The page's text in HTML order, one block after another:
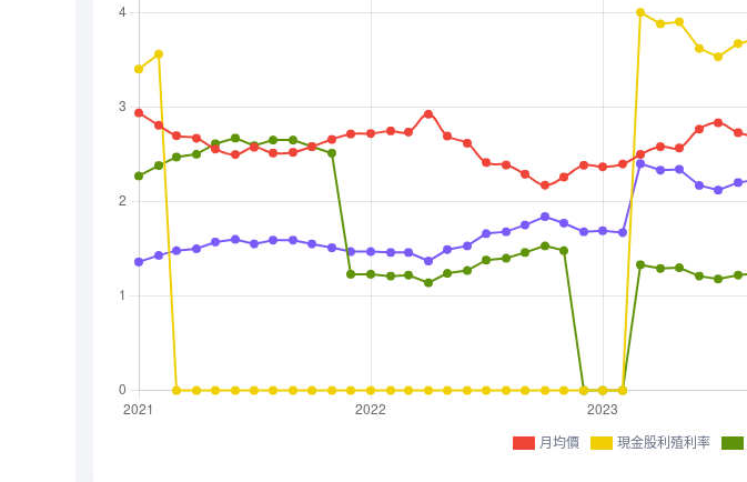
月均價 現金股利殖利率